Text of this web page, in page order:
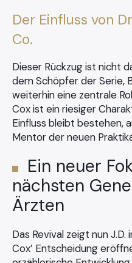
Der Einfluss von
Co.
Dieser Rückzug ist nicht
dem Schöpfer der Serie,
weiterhin eine zentrale
Cox ist ein riesiger
Einfluss bleibt bestehen,
Mentor der neuen
Ein neuer
nächsten
Ärzten
Das Revival zeigt nun
Cox’ Entscheidung